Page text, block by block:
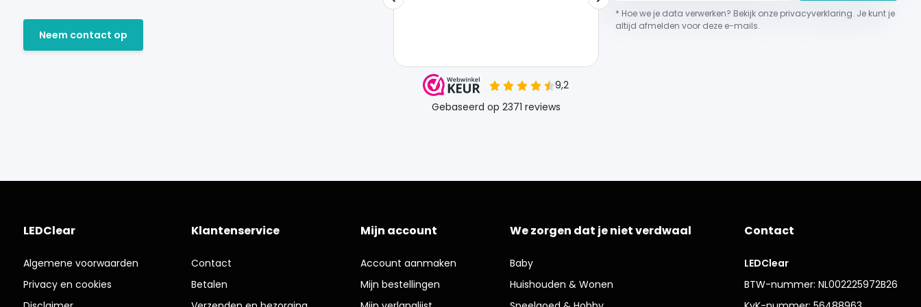
Neem contact op
* Hoe we je data verwerken? Bekijk onze privacyverklaring. Je kunt je
altijd afmelden voor deze e-mails.
LEDClear
Algemene voorwaarden
Privacy en cookies
Klantenservice
Contact
Betalen
Mijn account
Account aanmaken
Mijn bestellingen
We zorgen dat je niet verdwaal
Baby
Huishouden & Wonen
Contact
LEDClear
BTW-nummer: NL002225972B26